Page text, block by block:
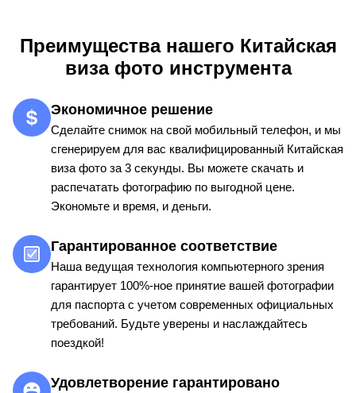
Преимущества нашего Китайская
виза фото инструмента
Экономичное решение
Сделайте снимок на свой мобильный телефон, и мы
сгенерируем для вас квалифицированный Китайская
виза фото за 3 секунды. Вы можете скачать и
распечатать фотографию по выгодной цене.
Экономьте и время, и деньги.
Гарантированное соответствие
Наша ведущая технология компьютерного зрения
гарантирует 100%-ное принятие вашей фотографии
для паспорта с учетом современных официальных
требований. Будьте уверены и наслаждайтесь
поездкой!
Удовлетворение гарантировано